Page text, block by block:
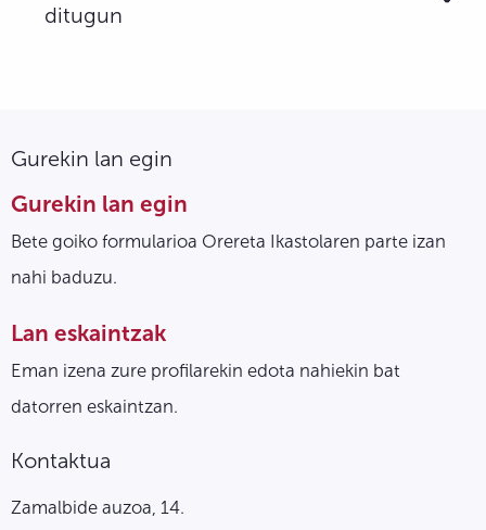
ditugun
Gurekin lan egin
Gurekin lan egin
Bete goiko formularioa Orereta Ikastolaren parte izan
nahi baduzu.
Lan eskaintzak
Eman izena zure profilarekin edota nahiekin bat
datorren eskaintzan.
Kontaktua
Zamalbide auzoa, 14.